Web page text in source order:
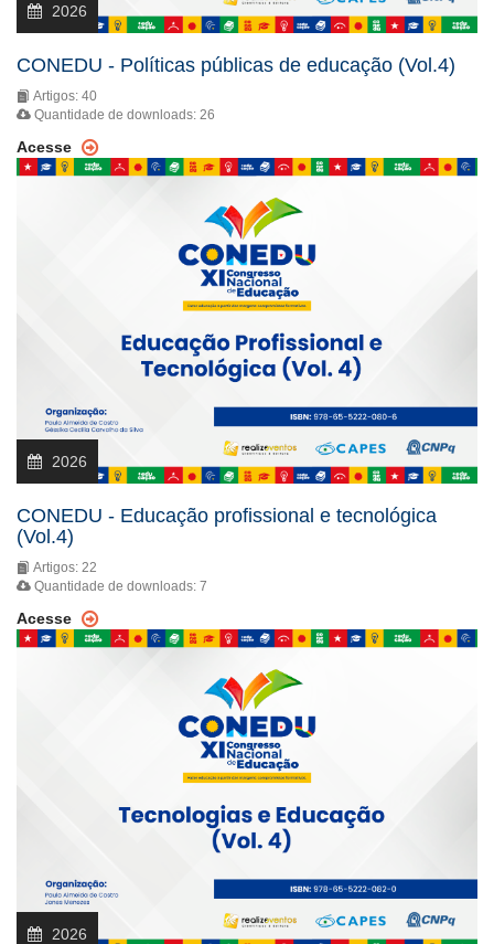
2026
CONEDU - Políticas públicas de educação (Vol.4)
Artigos: 40
Quantidade de downloads: 26
Acesse
2026
CONEDU - Educação profissional e tecnológica
(Vol.4)
Artigos: 22
Quantidade de downloads: 7
Acesse
2026